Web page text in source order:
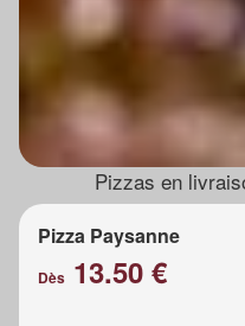
Pizzas en
Pizza Paysanne
Dès 13.50 €